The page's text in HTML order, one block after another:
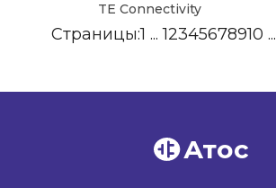
TE Connectivity
Страницы:1 ...12345678910 ...
Атос